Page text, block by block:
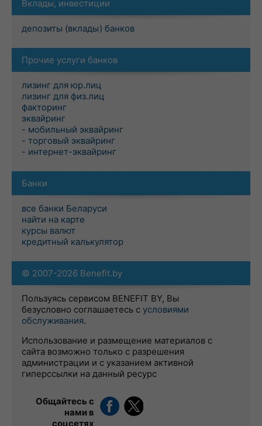
Вклады, инвестиции
депозиты (вклады) банков
Прочие услуги банков
лизинг для юр.лиц
лизинг для физ.лиц
факторинг
эквайринг
- мобильный эквайринг
- торговый эквайринг
- интернет-эквайринг
Банки
все банки Беларуси
найти на карте
курсы валют
кредитный калькулятор
© 2007-2026 Benefit.by
Пользуясь сервисом BENEFIT BY, Вы
безусловно соглашаетесь с условиями
обслуживания.
Использование и размещение материалов с
сайта возможно только с разрешения
администрации и с указанием активной
гиперссылки на данный ресурс
Общайтесь с
нами в
соцсетях